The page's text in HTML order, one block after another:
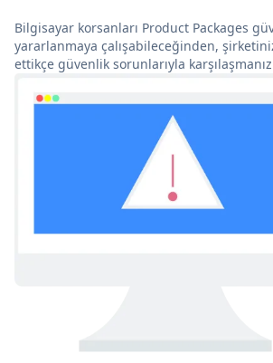
Bilgisayar korsanları Product Packages
yararlanmaya çalışabileceğinden,
ettikçe güvenlik sorunlarıyla karşılaşmanız